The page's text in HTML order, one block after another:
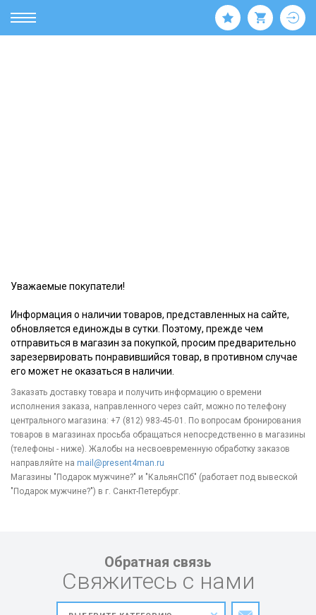
Уважаемые покупатели!
Информация о наличии товаров, представленных на сайте,
обновляется единожды в сутки. Поэтому, прежде чем
отправиться в магазин за покупкой, просим предварительно
зарезервировать понравившийся товар, в противном случае
его может не оказаться в наличии.
Заказать доставку товара и получить информацию о времени
исполнения заказа, направленного через сайт, можно по телефону
центрального магазина: +7 (812) 983-45-01. По вопросам бронирования
товаров в магазинах просьба обращаться непосредственно в магазины
(телефоны - ниже). Жалобы на несвоевременную обработку заказов
направляйте на mail@present4man.ru
Магазины "Подарок мужчине?" и "КальянСПб" (работает под вывеской
"Подарок мужчине?") в г. Санкт-Петербург.
Обратная связь
Свяжитесь с нами